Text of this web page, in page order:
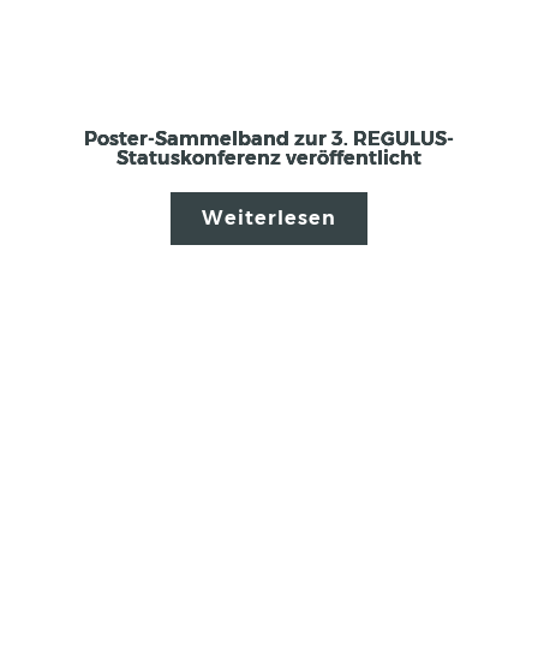
Poster-Sammelband zur 3. REGULUS-
Statuskonferenz veröffentlicht
Weiterlesen